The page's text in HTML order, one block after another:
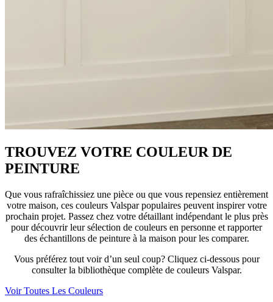
TROUVEZ VOTRE COULEUR DE
PEINTURE
Que vous rafraîchissiez une pièce ou que vous repensiez entièrement
votre maison, ces couleurs Valspar populaires peuvent inspirer votre
prochain projet. Passez chez votre détaillant indépendant le plus près
pour découvrir leur sélection de couleurs en personne et rapporter
des échantillons de peinture à la maison pour les comparer.
Vous préférez tout voir d’un seul coup? Cliquez ci-dessous pour
consulter la bibliothèque complète de couleurs Valspar.
Voir Toutes Les Couleurs